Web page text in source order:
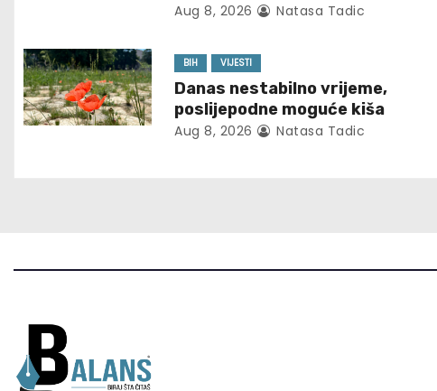
g
a
Aug 8, 2026 Natasa Tadic
BIH VIJESTI
Danas nestabilno vrijeme,
poslijepodne moguće kiša
Aug 8, 2026 Natasa Tadic